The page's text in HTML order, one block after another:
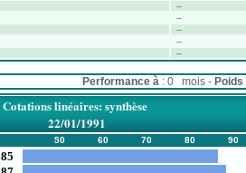
--
--
--
--
--
Performance à : 0 mois - Poids
Cotations linéaires: synthèse
22/01/1991
50 60 70 80
90
85